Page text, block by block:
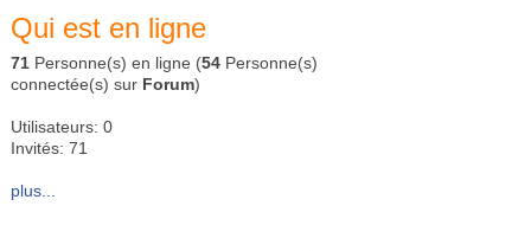
Qui est en ligne
71 Personne(s) en ligne (54 Personne(s)
connectée(s) sur Forum)
Utilisateurs: 0
Invités: 71
plus...